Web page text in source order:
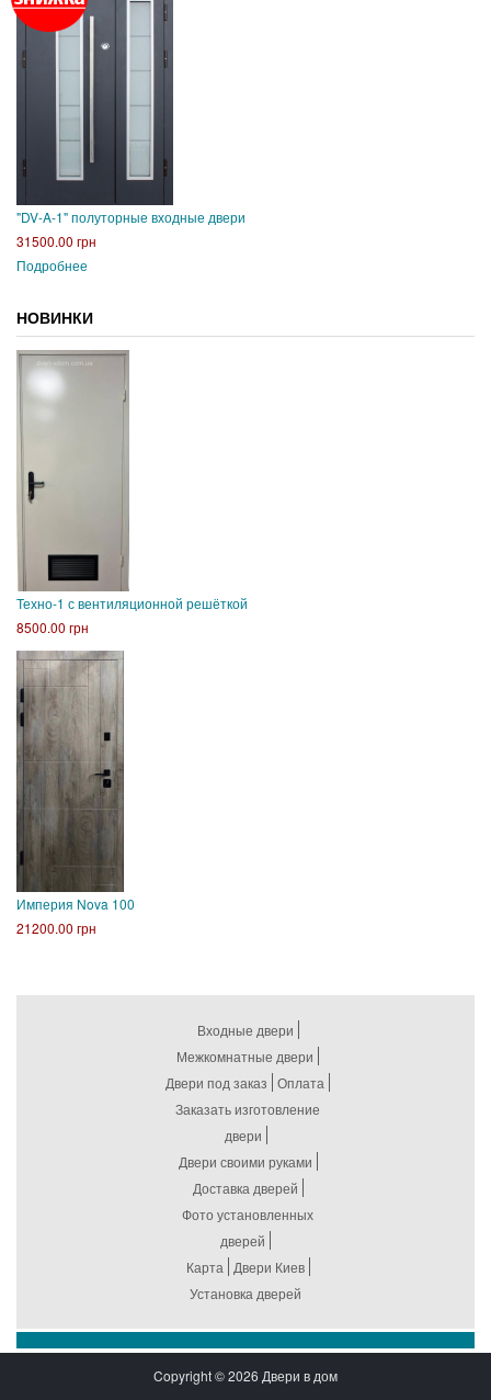
"DV-A-1" полуторные входные двери
31500.00 грн
Подробнее
НОВИНКИ
Техно-1 с вентиляционной решёткой
8500.00 грн
Империя Nova 100
21200.00 грн
Входные двери
Межкомнатные двери
Двери под заказ Оплата
Заказать изготовление
двери
Двери своими руками
Доставка дверей
Фото установленных
дверей
Карта
Двери Киев
Установка дверей
Copyright © 2026 Двери в дом